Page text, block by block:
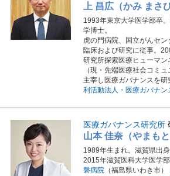
上 昌広（かみ まさ
1993年東京大学医学部卒
学博士。
虎の門病院、国立がんセ
臨床および研究に従事。
研究所探索医療ヒューマ
（現・先端医療社会コミ
主宰し医療ガバナンスを研
利活動法人・医療ガバナン
医療ガバナンス研究所
山本 佳奈（やまもと
1989年生まれ。滋賀県出身
2015年滋賀医科大学医学部
磐病院（福島県いわき市）